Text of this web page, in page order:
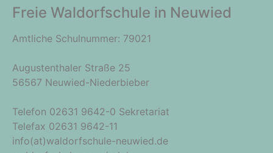
Freie Waldorfschule in Neuwied
Amtliche Schulnummer: 79021
Augustenthaler Straße 25
56567 Neuwied-Niederbieber
Telefon 02631 9642-0 Sekretariat
Telefax 02631 9642-11
info(at)waldorfschule-neuwied.de